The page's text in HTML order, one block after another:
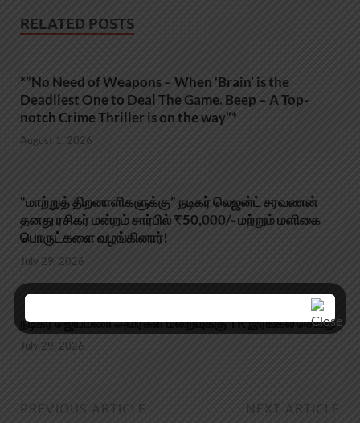
RELATED POSTS
*”No Need of Weapons – When ‘Brain’ is the
Deadliest One to Deal The Game. Beep – A Top-
notch Crime Thriller is on the way”*
August 1, 2026
“மாற்றுத் திறனாளிகளுக்கு” நடிகர் லெஜன்ட் சரவணன்
தனது ரசிகர் மன்றம் சார்பில் ₹50,000/- மற்றும் மளிகை
பொருட்களை வழங்கினார்!
July 29, 2026
நடிகர் ஜெயமணி அவர்கள் மறைவுக்கு TR இரங்கல் செய்தி
July 29, 2026
PREVIOUS ARTICLE NEXT ARTICLE